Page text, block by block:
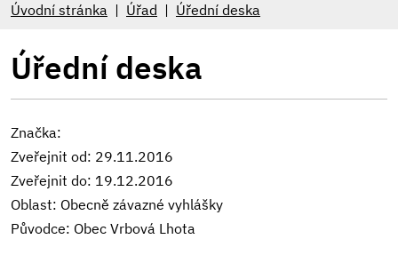
Úvodní stránka Úřad Úřední deska
Úřední deska
Značka:
Zveřejnit od: 29.11.2016
Zveřejnit do: 19.12.2016
Oblast: Obecně závazné vyhlášky
Původce: Obec Vrbová Lhota